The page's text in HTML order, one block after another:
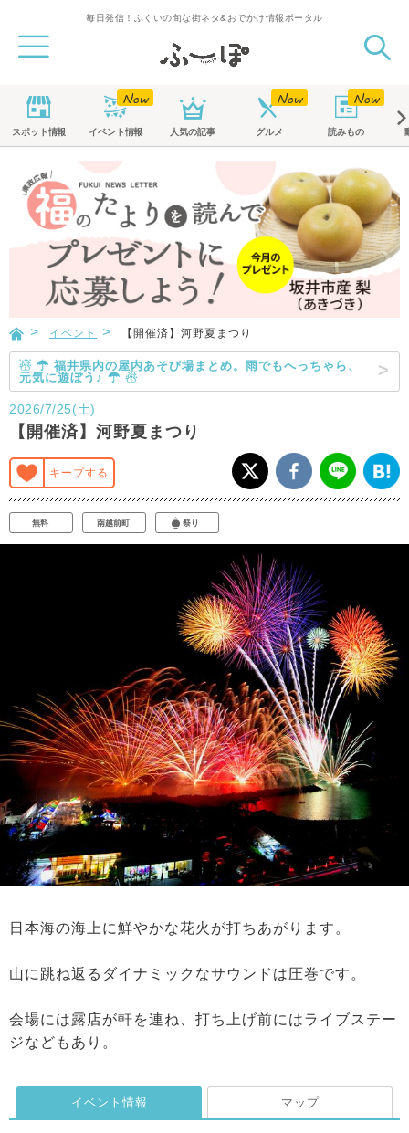
毎日発信！ふくいの旬な街ネタ&おでかけ情報ポータル
スポット情報 イベント情報 人気の記事 グルメ 読みもの
イベント 【開催済】河野夏まつり
☃ ☂ 福井県内の屋内あそび場まとめ。雨でもへっちゃら、
元気に遊ぼう♪ ☂ ☃
2026/7/25(土)
【開催済】河野夏まつり
キープする
無料 南越前町 祭り
日本海の海上に鮮やかな花火が打ちあがります。
山に跳ね返るダイナミックなサウンドは圧巻です。
会場には露店が軒を連ね、打ち上げ前にはライブステー
ジなどもあり。
イベント情報 マップ